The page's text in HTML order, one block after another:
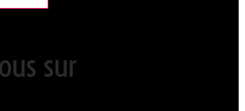
sur